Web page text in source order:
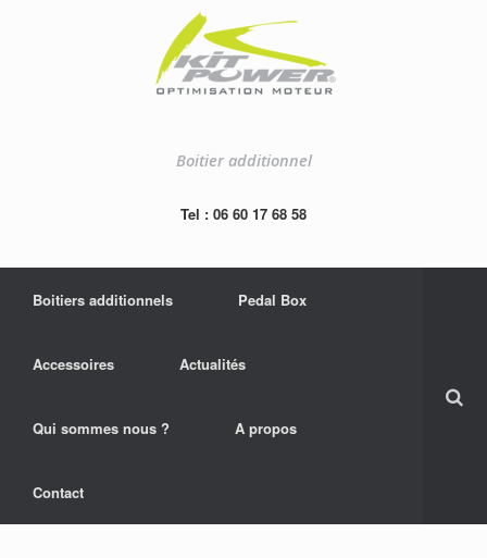
Boitier additionnel
Tel : 06 60 17 68 58
Boitiers additionnels Pedal Box
Accessoires Actualités
Qui sommes nous ? A propos
Contact